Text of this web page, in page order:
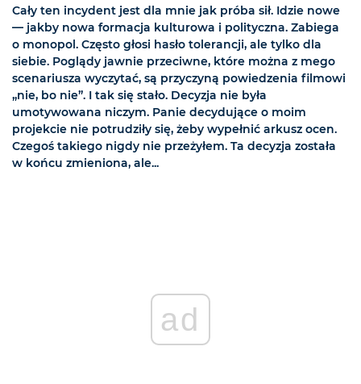
Cały ten incydent jest dla mnie jak próba sił. Idzie nowe
— jakby nowa formacja kulturowa i polityczna. Zabiega
o monopol. Często głosi hasło tolerancji, ale tylko dla
siebie. Poglądy jawnie przeciwne, które można z mego
scenariusza wyczytać, są przyczyną powiedzenia filmowi
„nie, bo nie”. I tak się stało. Decyzja nie była
umotywowana niczym. Panie decydujące o moim
projekcie nie potrudziły się, żeby wypełnić arkusz ocen.
Czegoś takiego nigdy nie przeżyłem. Ta decyzja została
w końcu zmieniona, ale...
ad